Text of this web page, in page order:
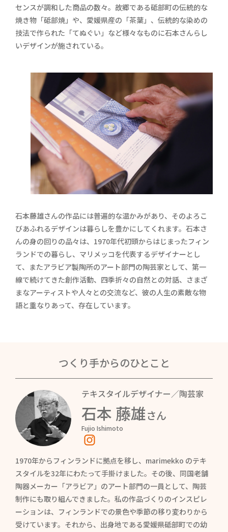
センスが調和した商品の数々。故郷である砥部町の伝統的な
焼き物「砥部焼」や、愛媛県産の「茶葉」、伝統的な染めの
技法で作られた「てぬぐい」など様々なものに石本さんらし
いデザインが施されている。
石本藤雄さんの作品には普遍的な温かみがあり、そのよろこ
びあふれるデザインは暮らしを豊かにしてくれます。石本さ
んの身の回りの品々は、1970年代初頭からはじまったフィン
ランドでの暮らし、マリメッコを代表するデザイナーとし
て、またアラビア製陶所のアート部門の陶芸家として、第一
線で続けてきた創作活動、四季折々の自然との対話、さまざ
まなアーティストや人々との交流など、彼の人生の素敵な物
語と重なりあって、存在しています。
つくり手からのひとこと
テキスタイルデザイナー／陶芸家
石本 藤雄さん
Fujio Ishimoto
1970年からフィンランドに拠点を移し、marimekko のテキ
スタイルを32年にわたって手掛けました。その後、同国老舗
陶器メーカー「アラビア」のアート部門の一員として、陶芸
制作にも取り組んできました。私の作品づくりのインスピレ
ーションは、フィンランドでの景色や季節の移り変わりから
受けています。それから、出身地である愛媛県砥部町での幼